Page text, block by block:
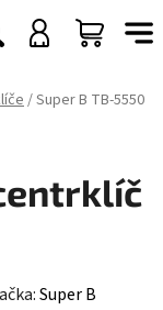
KOŠÍK
/Super B TB-5550
Super B